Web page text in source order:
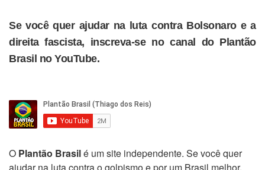
Se você quer ajudar na luta contra Bolsonaro e a
direita fascista, inscreva-se no canal do Plantão
Brasil no YouTube.
O Plantão Brasilé um site independente. Se você quer